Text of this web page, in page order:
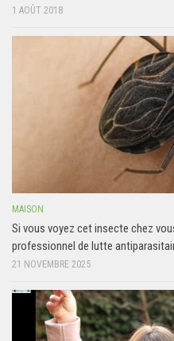
1 AOÛT 2018
MAISON
Si vous voyez cet insecte chez
professionnel de lutte
21 NOVEMBRE 2025